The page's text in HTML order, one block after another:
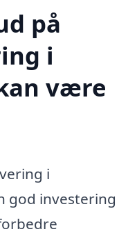
på
i
være
i
god investering